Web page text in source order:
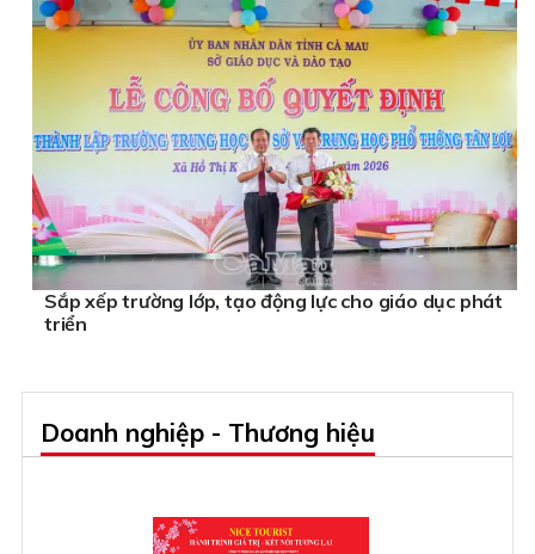
Sắp xếp trường lớp, tạo động lực cho giáo dục phát
triển
Doanh nghiệp - Thương hiệu